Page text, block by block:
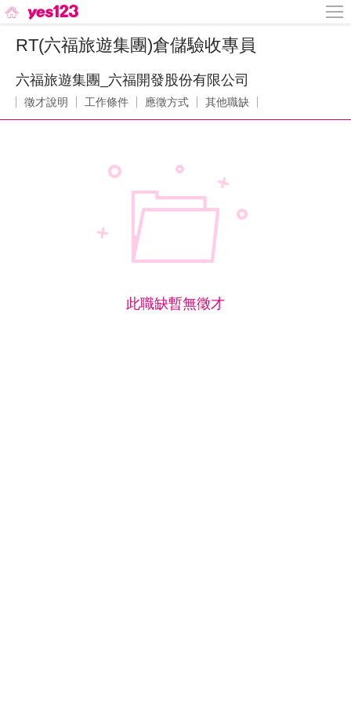
RT(六福旅遊集團)倉儲驗收專員
六福旅遊集團_六福開發股份有限公司
徵才說明 工作條件 應徵方式 其他職缺
此職缺暫無徵才